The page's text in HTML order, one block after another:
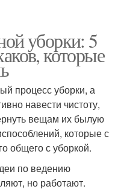
уборки: 5
которые
процесс уборки, а
навести чистоту,
вещам их былую
которые с
общего с уборкой.
по ведению
но работают.